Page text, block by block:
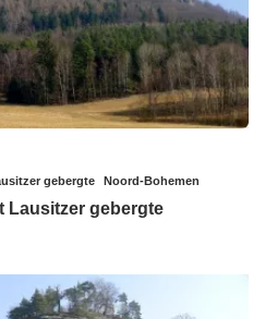
gebergte Noord-Bohemen
Lausitzer gebergte